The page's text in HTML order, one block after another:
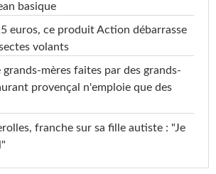
basique
euros, ce produit Action débarrasse
volants
grands-mères faites par des grands-
provençal n'emploie que des
franche sur sa fille autiste : "Je